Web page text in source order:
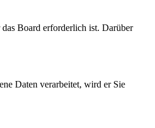
Board erforderlich ist. Darüber
Daten verarbeitet, wird er Sie